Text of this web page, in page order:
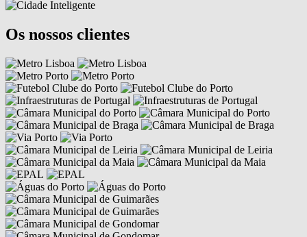
Os nossos clientes